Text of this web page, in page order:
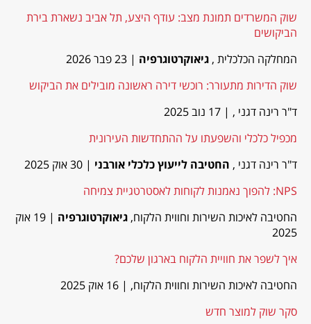
שוק המשרדים תמונת מצב: עודף היצע, תל אביב נשארת בירת
הביקושים
המחלקה הכלכלית ,גיאוקרטוגרפיה | 23 פבר 2026
שוק הדירות מתעורר: רוכשי דירה ראשונה מובילים את הביקוש
ד"ר רינה דגני , | 17 נוב 2025
מכפיל כלכלי והשפעתו על ההתחדשות העירונית
ד"ר רינה דגני , החטיבה לייעוץ כלכלי אורבני | 30 אוק 2025
NPS: להפוך נאמנות לקוחות לאסטרטגיית צמיחה
החטיבה לאיכות השירות וחווית הלקוח,גיאוקרטוגרפיה
| 19 אוק
2025
איך לשפר את חוויית הלקוח בארגון שלכם?
החטיבה לאיכות השירות וחווית הלקוח, | 16 אוק 2025
סקר שוק למוצר חדש